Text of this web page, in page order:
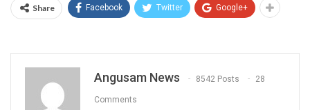
Share Facebook Twitter Google+
Angusam News 8542 Posts 28
Comments